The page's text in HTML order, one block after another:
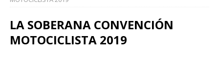
LA SOBERANA CONVENCIÓN
MOTOCICLISTA 2019